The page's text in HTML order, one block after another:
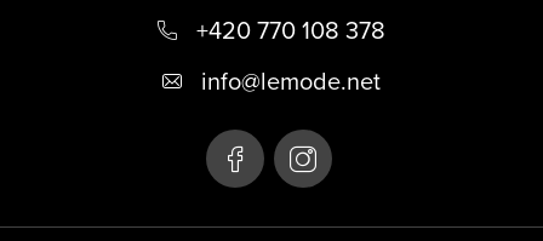
+420 770 108 378
info@lemode.net